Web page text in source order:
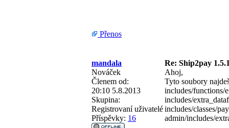
Přenos
mandala
Re: Ship2pay
Nováček
Členem od:
20:10 5.8.2013
Skupina:
Registrovaní uživatelé
Příspěvky: 16
Ahoj,
Tyto soubory
includes/functions/
includes/
includes/classes/
admin/includes/